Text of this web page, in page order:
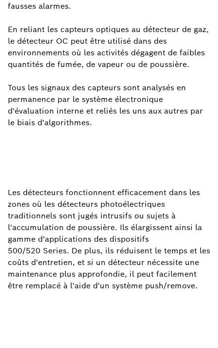
fausses alarmes.
En reliant les capteurs optiques au détecteur de gaz,
le détecteur OC peut être utilisé dans des
environnements où les activités dégagent de faibles
quantités de fumée, de vapeur ou de poussière.
Tous les signaux des capteurs sont analysés en
permanence par le système électronique
d'évaluation interne et reliés les uns aux autres par
le biais d'algorithmes.
Les détecteurs fonctionnent efficacement dans les
zones où les détecteurs photoélectriques
traditionnels sont jugés intrusifs ou sujets à
l'accumulation de poussière. Ils élargissent ainsi la
gamme d'applications des dispositifs
500/520 Series. De plus, ils réduisent le temps et les
coûts d'entretien, et si un détecteur nécessite une
maintenance plus approfondie, il peut facilement
être remplacé à l'aide d'un système push/remove.